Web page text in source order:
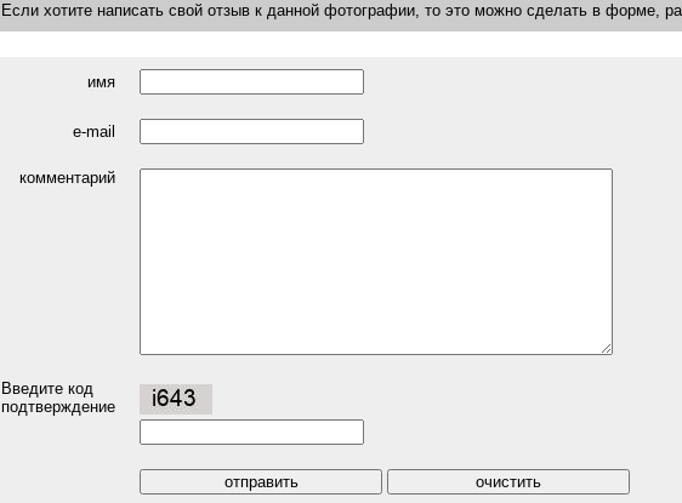
Если хотите написать свой отзыв к данной фотографии, то это можно сделать в форме,
имя
e-mail
комментарий
Введите код
подтверждение